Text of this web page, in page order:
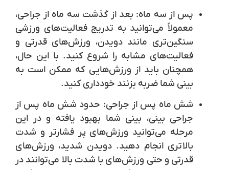
پس از سه ماه:بعد از گذشت سه ماه از جراحی،
معمولاً می‌توانید به تدریج فعالیت‌های ورزشی
سنگین‌تری مانند دویدن، ورزش‌های قدرتی و
فعالیت‌های مشابه را شروع کنید. با این حال،
همچنان باید از ورزش‌هایی که ممکن است به
بینی شما ضربه بزنند خودداری کنید.
شش ماه پس از جراحی: حدود شش ماه پس از
جراحی بینی، بینی شما بهبود یافته و در این
مرحله می‌توانید ورزش‌های پر فشارتر و شدت
بالاتری انجام دهید. دویدن شدید، ورزش‌های
قدرتیو حتی ورزش‌های با شدت بالامی‌توانند در